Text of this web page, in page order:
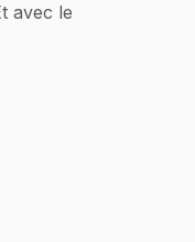
avec le